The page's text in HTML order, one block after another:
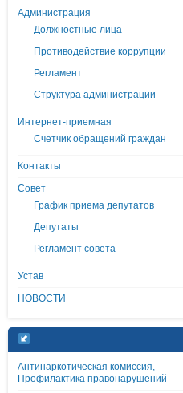
Администрация
Должностные лица
Противодействие коррупции
Регламент
Структура администрации
Интернет-приемная
Счетчик обращений граждан
Контакты
Совет
График приема депутатов
Депутаты
Регламент совета
Устав
НОВОСТИ
Антинаркотическая комиссия,
Профилактика правонарушений